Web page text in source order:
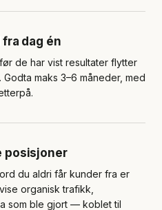
dag én
de har vist resultater flytter
maks 3–6 måneder, med
posisjoner
du aldri får kunder fra er
organisk trafikk,
som ble gjort — koblet til